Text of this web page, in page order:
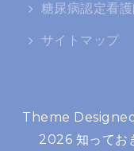
糖尿病認定看
サイトマップ
Theme
2026 知ってお